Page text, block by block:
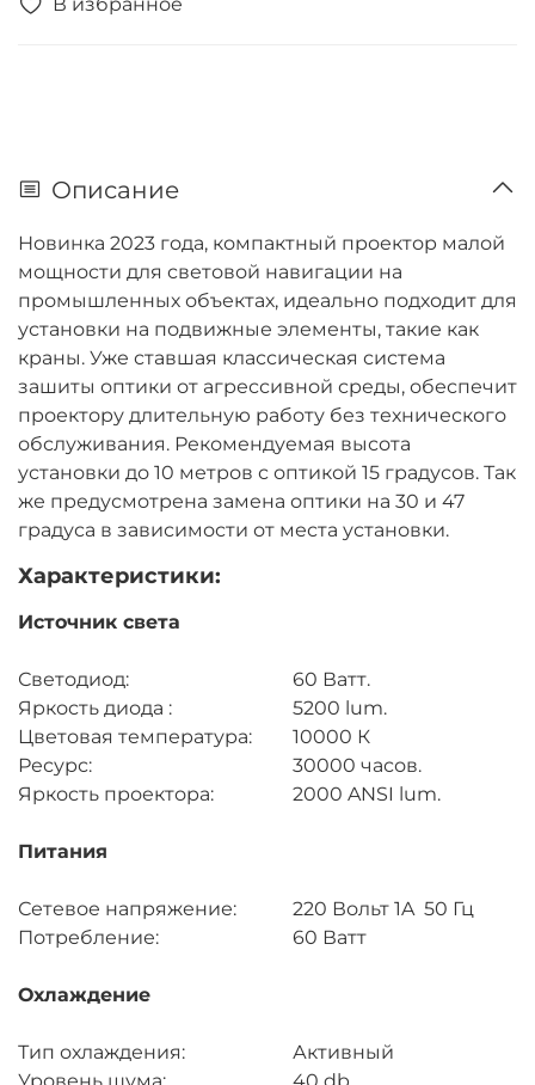
В избранное
Описание
Новинка 2023 года, компактный проектор малой
мощности для световой навигации на
промышленных объектах, идеально подходит для
установки на подвижные элементы, такие как
краны. Уже ставшая классическая система
зашиты оптики от агрессивной среды, обеспечит
проектору длительную работу без технического
обслуживания. Рекомендуемая высота
установки до 10 метров с оптикой 15 градусов. Так
же предусмотрена замена оптики на 30 и 47
градуса в зависимости от места установки.
Характеристики:
Источник света
Светодиод:
60 Ватт.
Яркость диода :
5200 lum.
Цветовая температура:
10000 К
Ресурс:
30000 часов.
Яркость проектора:
2000 ANSI lum.
Питания
Сетевое напряжение:
220 Вольт 1A 50 Гц
Потребление:
60 Ватт
Охлаждение
Тип охлаждения:
Активный